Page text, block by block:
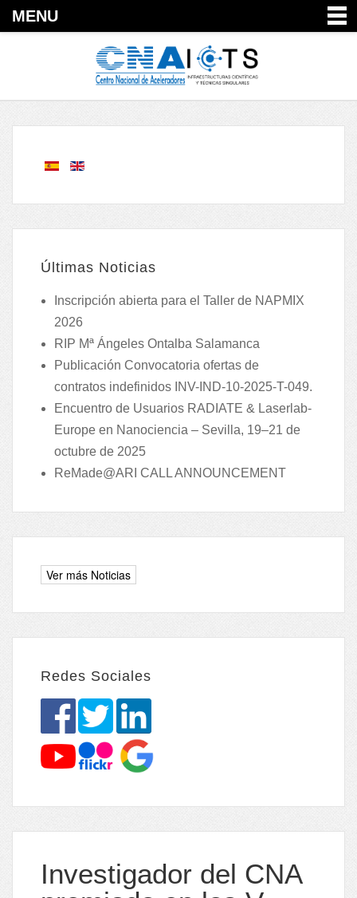
MENU
Últimas Noticias
Inscripción abierta para el Taller de NAPMIX
2026
RIP Mª Ángeles Ontalba Salamanca
Publicación Convocatoria ofertas de
contratos indefinidos INV-IND-10-2025-T-049.
Encuentro de Usuarios RADIATE & Laserlab-
Europe en Nanociencia – Sevilla, 19–21 de
octubre de 2025
ReMade@ARI CALL ANNOUNCEMENT
Redes Sociales
Investigador del CNA